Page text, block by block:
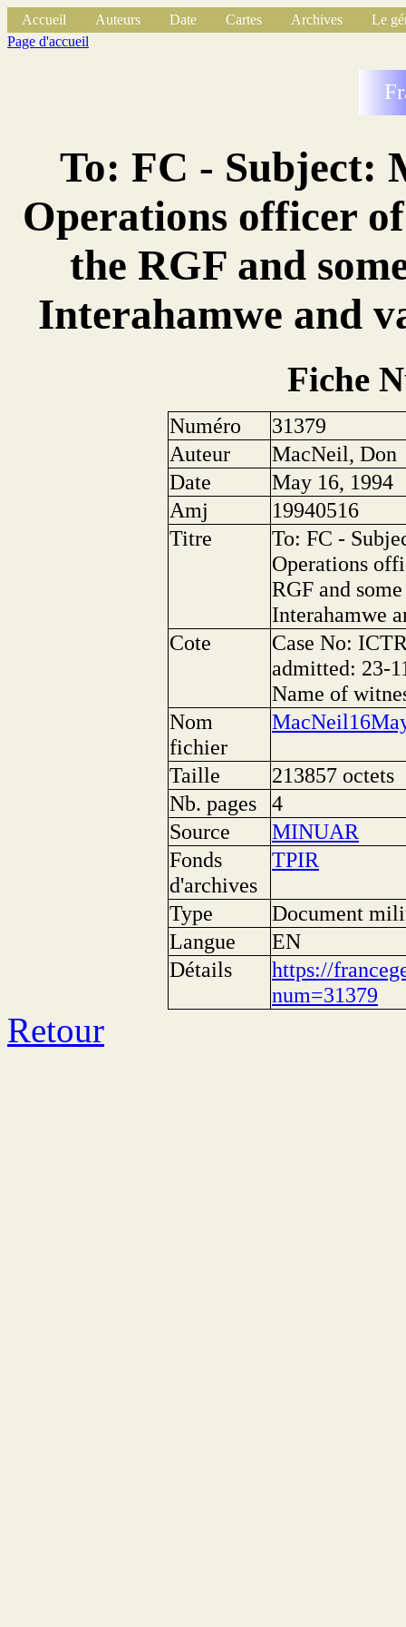
Accueil Auteurs Date Cartes Archives
Le
Page d'accueil
To: FC - Subject:
Operations officer
the RGF and
Interahamwe and
Fiche
Numéro
31379
Auteur
MacNeil, Don
Date
May 16, 1994
Amj
19940516
Titre
To: FC -
Operations
RGF and
Interahamwe
Cote
Case No:
admitted: 23-
Name of
Nom
fichier
Taille
213857 octets
Nb. pages
4
Source
MINUAR
Fonds
d'archives
TPIR
Type
Document
Langue
EN
Détails
https://
num=31379
Retour